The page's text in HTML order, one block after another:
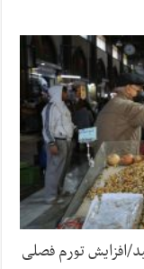
به ۵۸ درصد رسید/افزایش تورم فصلی